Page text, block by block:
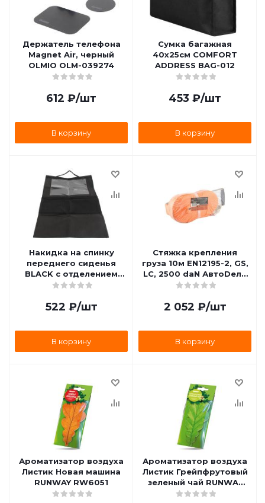
Держатель телефона
Magnet Air, черный
OLMIO OLM-039274
612 ₽/шт
В корзину
Сумка багажная
40х25см COMFORT
ADDRESS BAG-012
453 ₽/шт
В корзину
Накидка на спинку
переднего сиденья
BLACK с отделением
для планшета 52x37см
522 ₽/шт
В корзину
Стяжка крепления
груза 10м EN12195-2, GS,
LC, 2500 daN АвтоDело
43250 43250
2 052 ₽/шт
В корзину
Ароматизатор воздуха
Листик Новая машина
RUNWAY RW6051
Ароматизатор воздуха
Листик Грейпфрутовый
зеленый чай RUNWAY
RW6050